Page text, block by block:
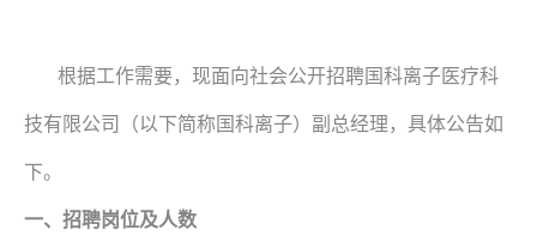
根据工作需要，现面向社会公开招聘国科离子医疗科
技有限公司（以下简称国科离子）副总经理，具体公告如
下。
一、招聘岗位及人数